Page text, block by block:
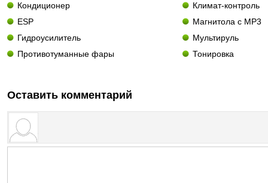
Кондиционер
Климат-контроль
ESP
Магнитола с MP3
Гидроусилитель
Мультируль
Противотуманные фары
Тонировка
Оставить комментарий